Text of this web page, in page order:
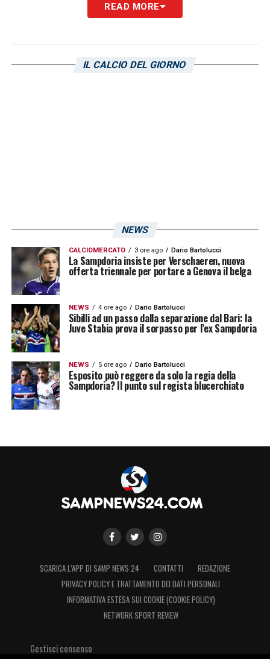
«La Sampdoria mi voleva. Ferrero ha un
offerte all’estero e in Italia, ma ero dubbioso.
READ MORE
IL CALCIO DEL GIORNO
NEWS
CALCIOMERCATO 3 ore ago Dario Bartolucci
La Sampdoria insiste per Verschaeren, nuova
offerta triennale per portare a Genova il belga
NEWS 4 ore ago Dario Bartolucci
Sibilli ad un passo dalla separazione dal Bari: la
Juve Stabia prova il sorpasso per l’ex Sampdoria
NEWS 5 ore ago Dario Bartolucci
Esposito può reggere da solo la regia della
Sampdoria? Il punto sul regista blucerchiato
SCARICA L’APP DI SAMP NEWS 24 CONTATTI
REDAZIONE
PRIVACY POLICY E TRATTAMENTO DEI DATI PERSONALI
INFORMATIVA ESTESA SUI COOKIE (COOKIE POLICY)
NETWORK SPORT REVIEW
Gestisci consenso